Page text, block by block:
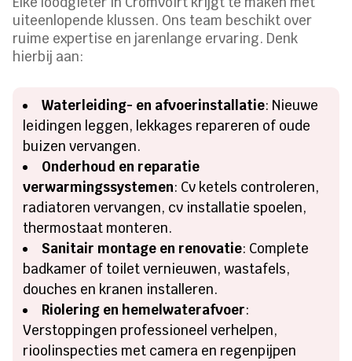
uiteenlopende klussen. Ons team beschikt over
ruime expertise en jarenlange ervaring. Denk
hierbij aan:
Waterleiding- en afvoerinstallatie: Nieuwe
leidingen leggen, lekkages repareren of oude
buizen vervangen.
Onderhoud en reparatie
verwarmingssystemen: Cv ketels controleren,
radiatoren vervangen, cv installatie spoelen,
thermostaat monteren.
Sanitair montage en renovatie: Complete
badkamer of toilet vernieuwen, wastafels,
douches en kranen installeren.
Riolering en hemelwaterafvoer:
Verstoppingen professioneel verhelpen,
rioolinspecties met camera en regenpijpen